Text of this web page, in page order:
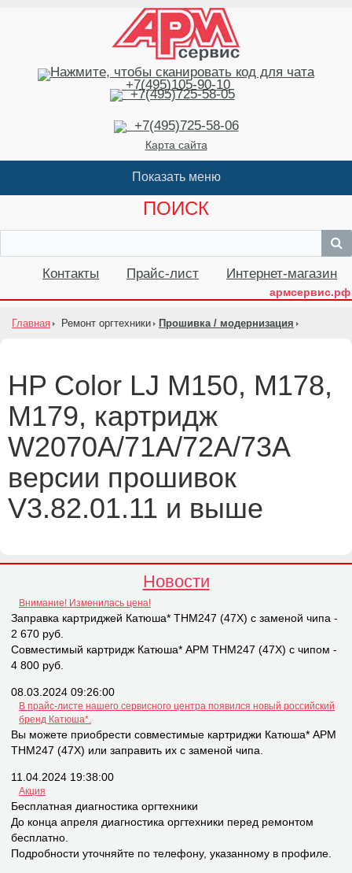
+7(495)105-90-10
+7(495)725-58-05
+7(495)725-58-06
Карта сайта
ПОИСК
Контакты Прайс-лист Интернет-магазин
армсервис.рф
Главная Ремонт оргтехники Прошивка / модернизация
HP Color LJ M150, M178,
M179, картридж
W2070A/71A/72A/73A
версии прошивок
V3.82.01.11 и выше
Новости
Внимание! Изменилась цена!
Заправка картриджей Катюша* THM247 (47X) с заменой чипа -
2 670 руб.
Совместимый картридж Катюша* APM THM247 (47X) с чипом -
4 800 руб.
08.03.2024 09:26:00
В прайс-листе нашего сервисного центра появился новый российский
бренд Катюша*.
Вы можете приобрести совместимые картриджи Катюша* APM
THM247 (47X) или заправить их с заменой чипа.
11.04.2024 19:38:00
Акция
Бесплатная диагностика оргтехники
До конца апреля диагностика оргтехники перед ремонтом
бесплатно.
Подробности уточняйте по телефону, указанному в профиле.